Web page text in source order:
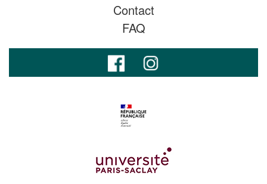
Contact
FAQ